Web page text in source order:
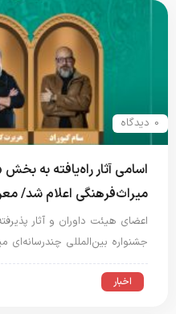
0 دیدگاه
اسامی آثار راه‌یافته به
میراث‌فرهنگی اعلام شد/
اعضای هیئت داوران و آثار
جشنواره بین‌المللی
اخبار